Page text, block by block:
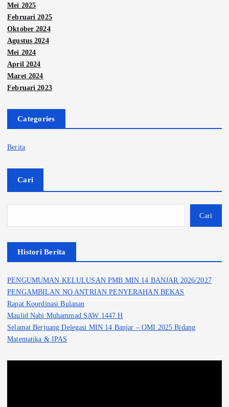
Mei 2025
Februari 2025
Oktober 2024
Agustus 2024
Mei 2024
April 2024
Maret 2024
Februari 2023
Categories
Berita
Cari
Cari
Histori Berita
PENGUMUMAN KELULUSAN PMB MIN 14 BANJAR 2026/2027
PENGAMBILAN NO ANTRIAN PENYERAHAN BEKAS
Rapat Koordinasi Bulanan
Maulid Nabi Muhammad SAW 1447 H
Selamat Berjuang Delegasi MIN 14 Banjar – OMI 2025 Bidang
Matematika & IPAS